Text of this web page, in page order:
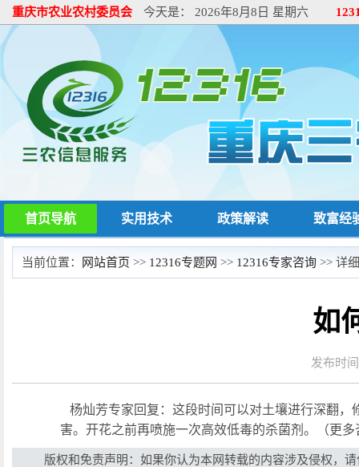
重庆市农业农村委员会 今天是： 2026年8月8日 星期六
首页导航 实用技术 政策解读 致富经
当前位置： 网站首页 >> 12316专题网 >> 12316专家咨询 >> 详
如
发布时
杨灿芳专家回复：这段时间可以对土壤进行深翻，
害。开花之前再喷施一次高效低毒的杀菌剂。（更
版权和免责声明：如果你认为本网转载的内容涉及侵权，请